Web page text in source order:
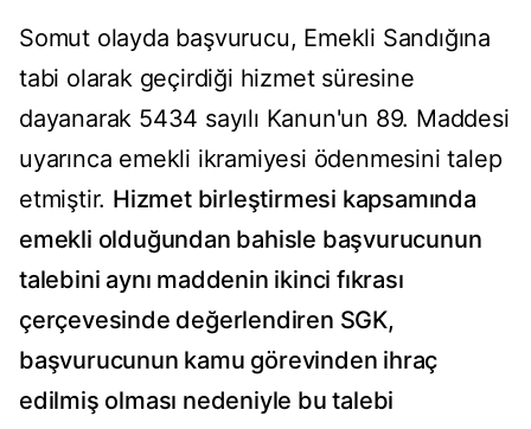
Somut olayda başvurucu, Emekli Sandığına
tabi olarak geçirdiği hizmet süresine
dayanarak 5434 sayılı Kanun'un 89. Maddesi
uyarınca emekli ikramiyesi ödenmesini talep
etmiştir. Hizmet birleştirmesi kapsamında
emekli olduğundan bahisle başvurucunun
talebini aynı maddenin ikinci fıkrası
çerçevesinde değerlendiren SGK,
başvurucunun kamu görevinden ihraç
edilmiş olması nedeniyle bu talebi